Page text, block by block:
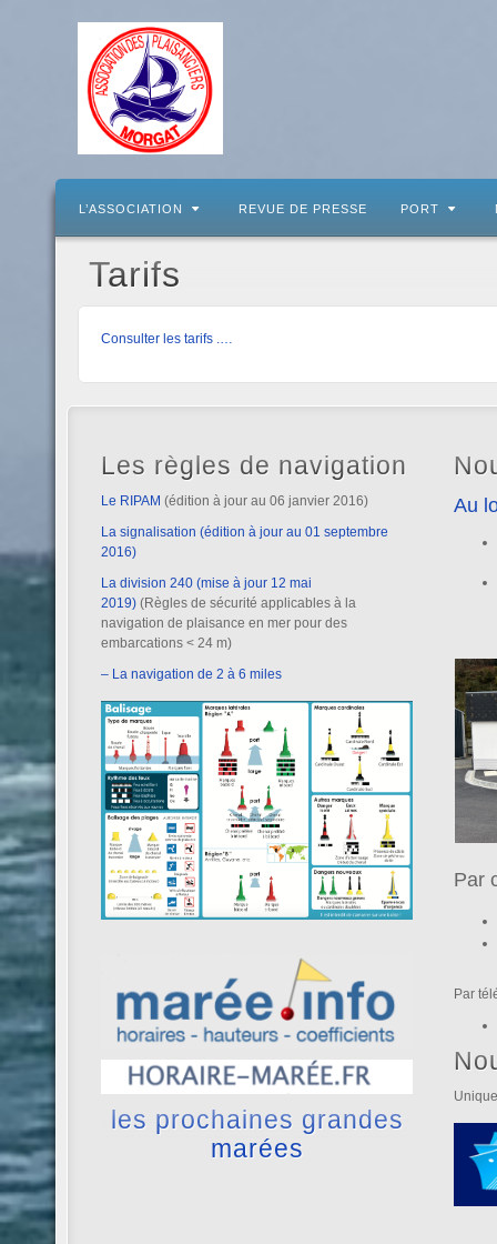
L’ASSOCIATION REVUE DE PRESSE PORT
Tarifs
Consulter les tarifs .
Les règles de navigation
Le RIPAM (édition à jour au 06 janvier 2016)
La signalisation (édition à jour au 01 septembre
2016)
La division 240 (mise à jour 12 mai
2019) (Règles de sécurité applicables à la
navigation de plaisance en mer pour des
embarcations < 24 m)
– La navigation de 2 à 6 miles
les prochaines grandes
marées
Au
Par
Par